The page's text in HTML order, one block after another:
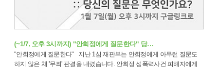
(~1/7, 오후 3시까지) "안희정에게 질문한다" 당…
"안희정에게 질문한다" 지난 1심 재판부는 안희정에게 아무런 질문도
하지 않은 채 '무죄' 판결을 내렸습니다. 안희정 성폭력사건 피해자에게